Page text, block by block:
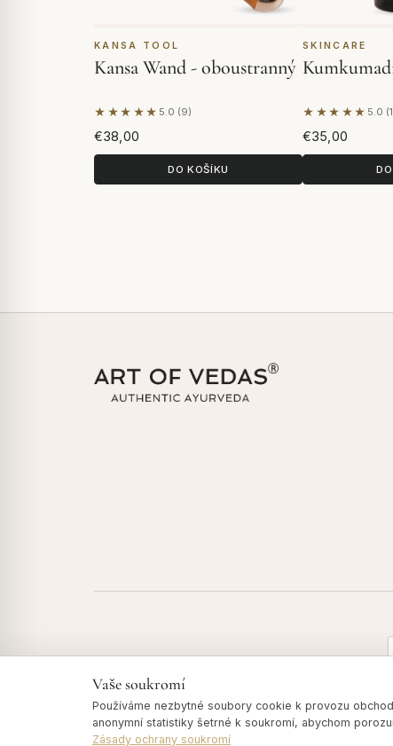
KANSA TOOL
Kansa Wand - oboustranný
★★★★★ 5.0 (9)
Na základě 9 hodnocení
€38,00
DO KOŠÍKU
SKINCARE
★★★★★ 5.0
Na základě
€35,00
© 2026 Art of Vedas · Authentic Ayurveda d.o.o.
Vaše soukromí
Používáme nezbytné soubory cookie k provozu
anonymní statistiky šetrné k soukromí, abychom
Zásady ochrany soukromí